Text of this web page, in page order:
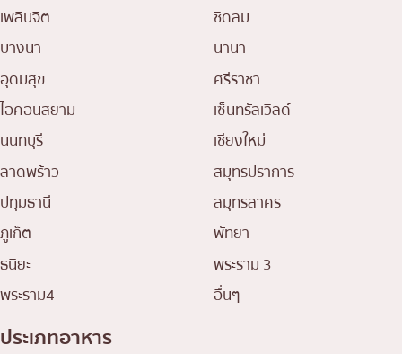
เพลินจิต
ชิดลม
บางนา
นานา
อุดมสุข
ศรีราชา
ไอคอนสยาม
เซ็นทรัลเวิลด์
นนทบุรี
เชียงใหม่
ลาดพร้าว
สมุทรปราการ
ปทุมธานี
สมุทรสาคร
ภูเก็ต
พัทยา
ธนิยะ
พระราม 3
พระราม4
อื่นๆ
ประเภทอาหาร